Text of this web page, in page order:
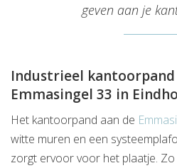
geven aan je
Industrieel kantoorpand
Emmasingel 33 in
Het kantoorpand aan de
witte muren en een
zorgt ervoor voor het plaatje.